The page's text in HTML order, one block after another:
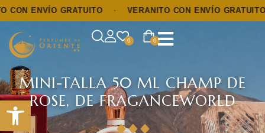
Abrir barra de herramientas
ENVÍO GRATUITO · VERANITO CON ENVÍO GRATUITO
0
0
MINI-TALLA 50 ML CHAMP DE
ROSE, DE FRAGANCEWORLD